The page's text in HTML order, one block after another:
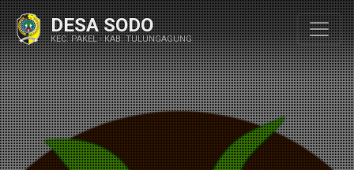
DESA SODO
KEC. PAKEL - KAB. TULUNGAGUNG